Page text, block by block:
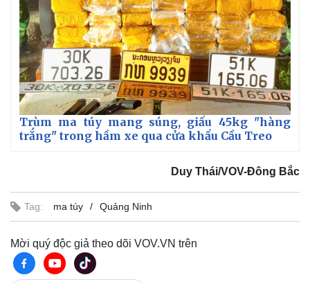
Trùm ma túy mang súng, giấu 45kg "hàng
trắng" trong hầm xe qua cửa khẩu Cầu Treo
Duy Thái/VOV-Đông Bắc
Tag: ma túy Quảng Ninh
Mời quý độc giả theo dõi VOV.VN trên